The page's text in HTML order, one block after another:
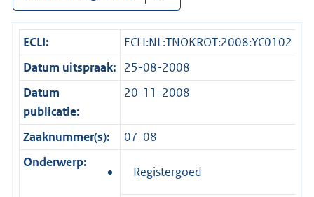
ECLI:
ECLI:NL:TNOKROT:2008:YC0102
Datum uitspraak: 25-08-2008
Datum
publicatie:
20-11-2008
Zaaknummer(s):
07-08
Onderwerp:
Registergoed